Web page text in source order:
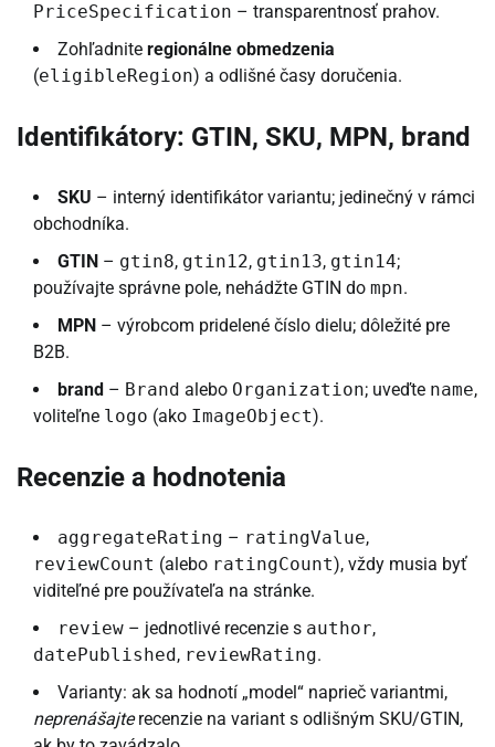
PriceSpecification – transparentnosť prahov.
Zohľadnite regionálne obmedzenia
(eligibleRegion) a odlišné časy doručenia.
Identifikátory: GTIN, SKU, MPN, brand
SKU – interný identifikátor variantu; jedinečný v rámci
obchodníka.
GTIN – gtin8, gtin12, gtin13, gtin14;
používajte správne pole, nehádžte GTIN do mpn.
MPN – výrobcom pridelené číslo dielu; dôležité pre
B2B.
brand – Brand alebo Organization; uveďte name,
voliteľne logo (ako ImageObject).
Recenzie a hodnotenia
aggregateRating – ratingValue,
reviewCount (alebo ratingCount), vždy musia byť
viditeľné pre používateľa na stránke.
review – jednotlivé recenzie s author,
datePublished, reviewRating.
Varianty: ak sa hodnotí „model“ naprieč variantmi,
neprenášajterecenzie na variant s odlišným SKU/GTIN,